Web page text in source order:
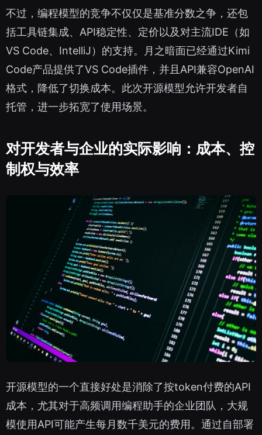
不过，编程模型的竞争不仅仅是基准分数之争，还包
括工具链集成、API稳定性、定价以及对主流IDE（如
VS Code、IntelliJ）的支持。月之暗面已经通过Kimi
Code产品提供了VS Code插件，并且API兼容OpenAI
格式，降低了切换成本。此次开源模型允许开发者自
托管，进一步拓宽了使用场景。
对开发者与企业的实际影响：成本、控
制权与效率
开源模型的一个直接好处是消除了按token付费的API
成本，尤其对于高频调用编程助手的企业团队，大规
模使用API可能产生每月数千美元的费用。通过自部署